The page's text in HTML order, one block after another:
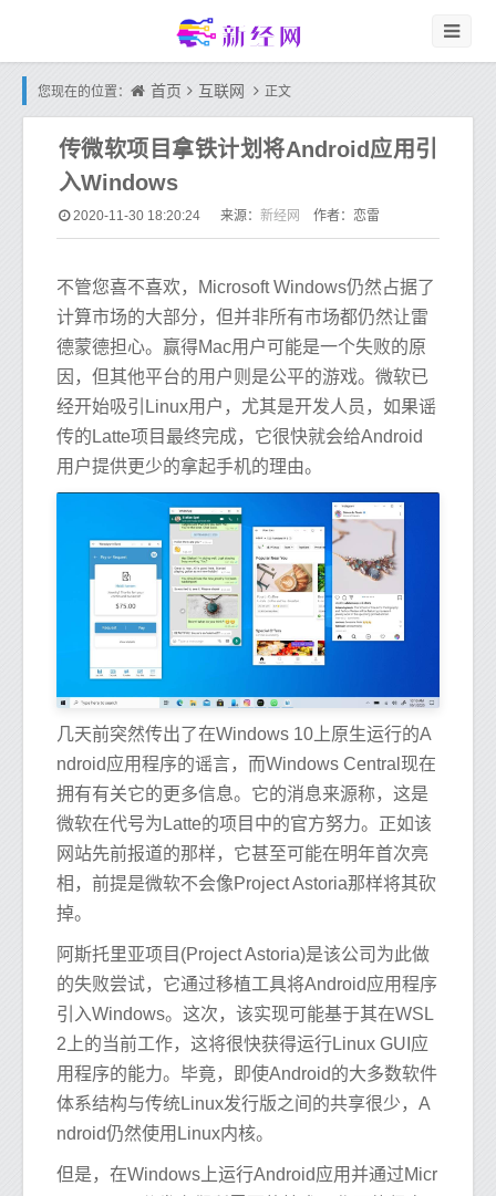
您现在的位置： 首页 互联网 正文
传微软项目拿铁计划将Android应用引
入Windows
2020-11-30 18:20:24 来源： 新经网 作者：恋雷
不管您喜不喜欢，Microsoft Windows仍然占据了
计算市场的大部分，但并非所有市场都仍然让雷
德蒙德担心。赢得Mac用户可能是一个失败的原
因，但其他平台的用户则是公平的游戏。微软已
经开始吸引Linux用户，尤其是开发人员，如果谣
传的Latte项目最终完成，它很快就会给Android
用户提供更少的拿起手机的理由。
几天前突然传出了在Windows 10上原生运行的A
ndroid应用程序的谣言，而Windows Central现在
拥有有关它的更多信息。它的消息来源称，这是
微软在代号为Latte的项目中的官方努力。正如该
网站先前报道的那样，它甚至可能在明年首次亮
相，前提是微软不会像Project Astoria那样将其砍
掉。
阿斯托里亚项目(Project Astoria)是该公司为此做
的失败尝试，它通过移植工具将Android应用程序
引入Windows。这次，该实现可能基于其在WSL
2上的当前工作，这将很快获得运行Linux GUI应
用程序的能力。毕竟，即使Android的大多数软件
体系结构与传统Linux发行版之间的共享很少，A
ndroid仍然使用Linux内核。
但是，在Windows上运行Android应用并通过Micr